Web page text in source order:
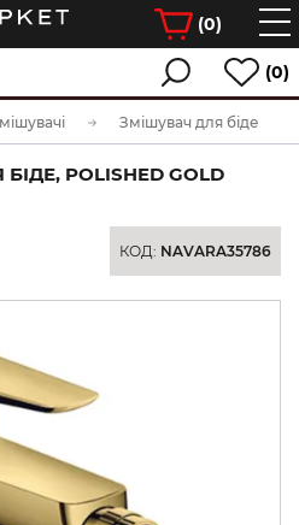
(0)
(0)
Змішувач для біде
POLISHED GOLD
КОД: NAVARA35786